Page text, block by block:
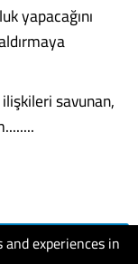
experiences in
yapacağını
savunan,